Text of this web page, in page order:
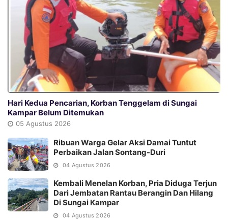
Hari Kedua Pencarian, Korban Tenggelam di Sungai
Kampar Belum Ditemukan
05 Agustus 2026
Ribuan Warga Gelar Aksi Damai Tuntut
Perbaikan Jalan Sontang-Duri
04 Agustus 2026
Kembali Menelan Korban, Pria Diduga Terjun
Dari Jembatan Rantau Berangin Dan Hilang
Di Sungai Kampar
04 Agustus 2026